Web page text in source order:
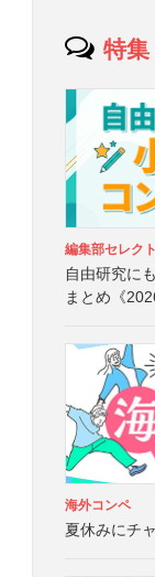
特集
編集部セレクト
自由研究に
まとめ《
海外コンペ
夏休みにチ